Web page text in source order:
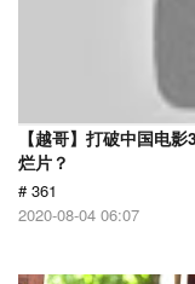
【越哥】打破中国电
烂片？
# 361
2020-08-04 06:07